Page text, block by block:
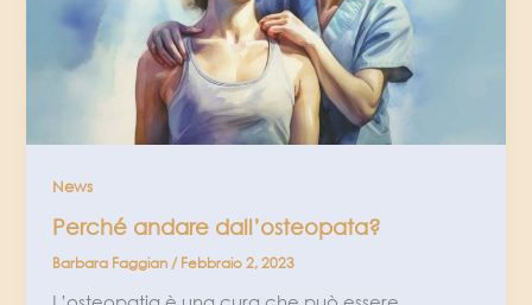
News
Perché andare dall’osteopata?
Barbara Faggian/Febbraio 2, 2023